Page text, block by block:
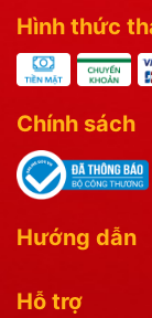
Hình thức
Chính sách
Hướng dẫn
Hỗ trợ